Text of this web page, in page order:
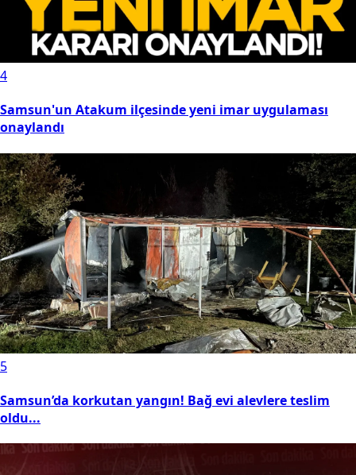
4
Samsun'un Atakum ilçesinde yeni imar uygulaması
onaylandı
5
Samsun’da korkutan yangın! Bağ evi alevlere teslim
oldu...